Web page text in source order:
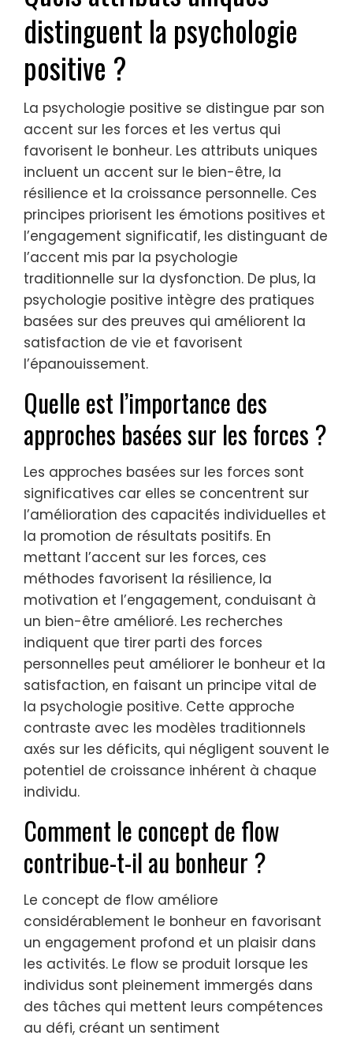
distinguent la psychologie
positive ?
La psychologie positive se distingue par son
accent sur les forces et les vertus qui
favorisent le bonheur. Les attributs uniques
incluent un accent sur le bien-être, la
résilience et la croissance personnelle. Ces
principes priorisent les émotions positives et
l’engagement significatif, les distinguant de
l’accent mis par la psychologie
traditionnelle sur la dysfonction. De plus, la
psychologie positive intègre des pratiques
basées sur des preuves qui améliorent la
satisfaction de vie et favorisent
l’épanouissement.
Quelle est l’importance des
approches basées sur les forces ?
Les approches basées sur les forces sont
significatives car elles se concentrent sur
l’amélioration des capacités individuelles et
la promotion de résultats positifs. En
mettant l’accent sur les forces, ces
méthodes favorisent la résilience, la
motivation et l’engagement, conduisant à
un bien-être amélioré. Les recherches
indiquent que tirer parti des forces
personnelles peut améliorer le bonheur et la
satisfaction, en faisant un principe vital de
la psychologie positive. Cette approche
contraste avec les modèles traditionnels
axés sur les déficits, qui négligent souvent le
potentiel de croissance inhérent à chaque
individu.
Comment le concept de flow
contribue-t-il au bonheur ?
Le concept de flow améliore
considérablement le bonheur en favorisant
un engagement profond et un plaisir dans
les activités. Le flow se produit lorsque les
individus sont pleinement immergés dans
des tâches qui mettent leurs compétences
au défi, créant un sentiment